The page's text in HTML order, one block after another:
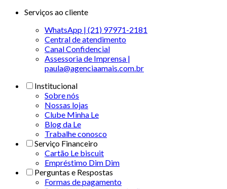
Serviços ao cliente
WhatsApp | (21) 97971-2181
Central de atendimento
Canal Confidencial
Assessoria de Imprensa |
paula@agenciaamais.com.br
Institucional
Sobre nós
Nossas lojas
Clube Minha Le
Blog da Le
Trabalhe conosco
Serviço Financeiro
Cartão Le biscuit
Empréstimo Dim Dim
Perguntas e Respostas
Formas de pagamento